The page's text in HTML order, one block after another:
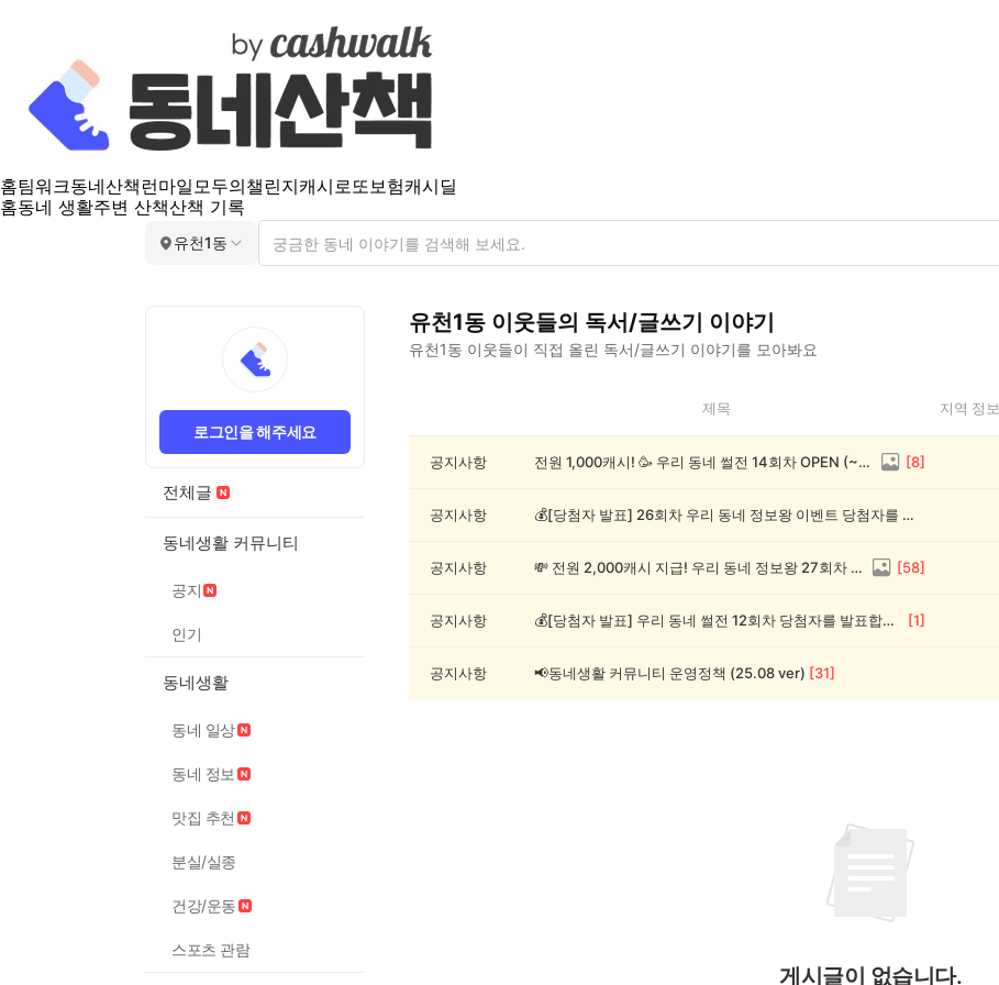
홈팀워크동네산책 런마일모두의챌린지캐시로또보험캐시딜
홈동네 생활주변 산책산책 기록
유천1동
로그인을 해주세요
전체글
동네생활 커뮤니티
공지
인기
동네생활
동네 일상
동네 정보
맛집 추천
분실/실종
건강/운동
스포츠 관람
유천1동 이웃들의 독서/글쓰기 이야기
유천1동 이웃들이 직접 올린 독서/글쓰기 이야기를 모아봐요
1
제목 지역 정보
공지사항 전원 1,000캐시! 🥳 우리 동네 썰전 14회차 OPEN (~8/17) [8]
공지사항 💰[당첨자 발표] 26회차 우리 동네 정보왕 이벤트 당첨자를 발표합니다!
공지사항 💸 전원 2,000캐시 지급! 우리 동네 정보왕 27회차 (~8/10) [58]
공지사항 💰[당첨자 발표] 우리 동네 썰전 12회차 당첨자를 발표합니다! [1]
공지사항 📢동네생활 커뮤니티 운영정책 (25.08 ver) [31]
게시글이 없습니다.